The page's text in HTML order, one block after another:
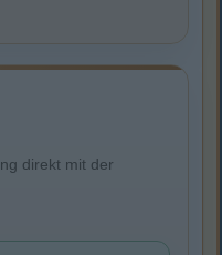
direkt mit der